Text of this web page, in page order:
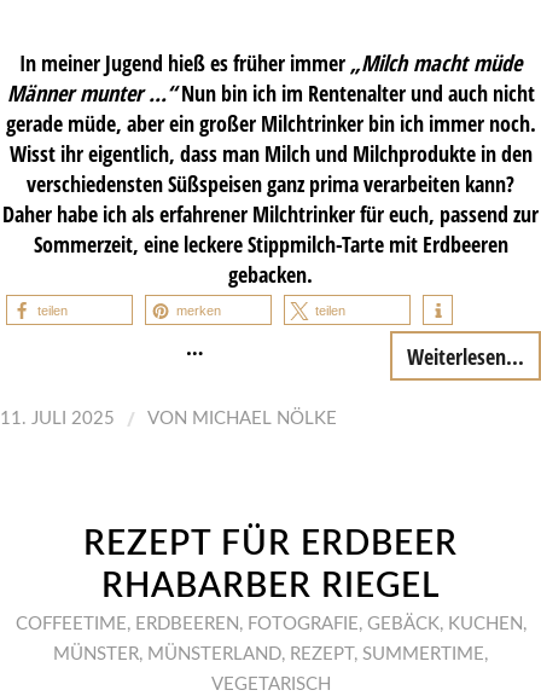
In meiner Jugend hieß es früher immer „Milch macht müde
Männer munter …“Nun bin ich im Rentenalter und auch nicht
gerade müde, aber ein großer Milchtrinker bin ich immer noch.
Wisst ihr eigentlich, dass man Milch und Milchprodukte in den
verschiedensten Süßspeisen ganz prima verarbeiten kann?
Daher habe ich als erfahrener Milchtrinker für euch, passend zur
Sommerzeit, eine leckere Stippmilch-Tarte mit Erdbeeren
gebacken.
teilen merken teilen
… Weiterlesen...
11. JULI 2025 / VON MICHAEL NÖLKE
REZEPT FÜR ERDBEER
RHABARBER RIEGEL
COFFEETIME, ERDBEEREN , FOTOGRAFIE, GEBÄCK, KUCHEN ,
MÜNSTER, MÜNSTERLAND, REZEPT, SUMMERTIME,
VEGETARISCH